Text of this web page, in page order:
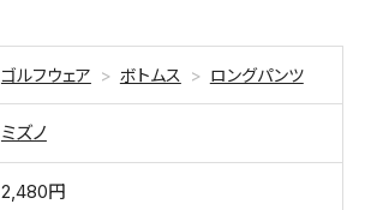
ゴルフウェア ボトムス ロングパンツ
ミズノ
2,480円